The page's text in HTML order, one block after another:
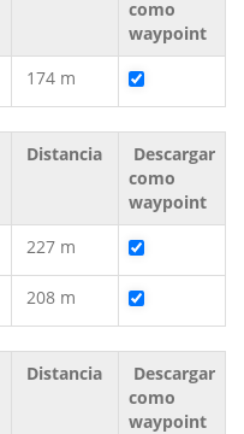
como
waypoint
174 m
Distancia
Descargar
como
waypoint
227 m
208 m
Distancia
Descargar
como
waypoint